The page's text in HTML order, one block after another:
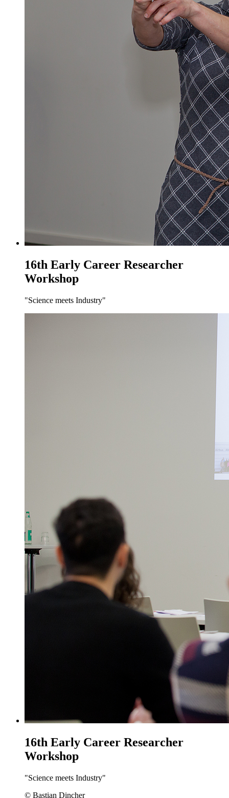
16th Early Career Researcher
Workshop
"Science meets Industry"
16th Early Career Researcher
Workshop
"Science meets Industry"
© Bastian Dincher